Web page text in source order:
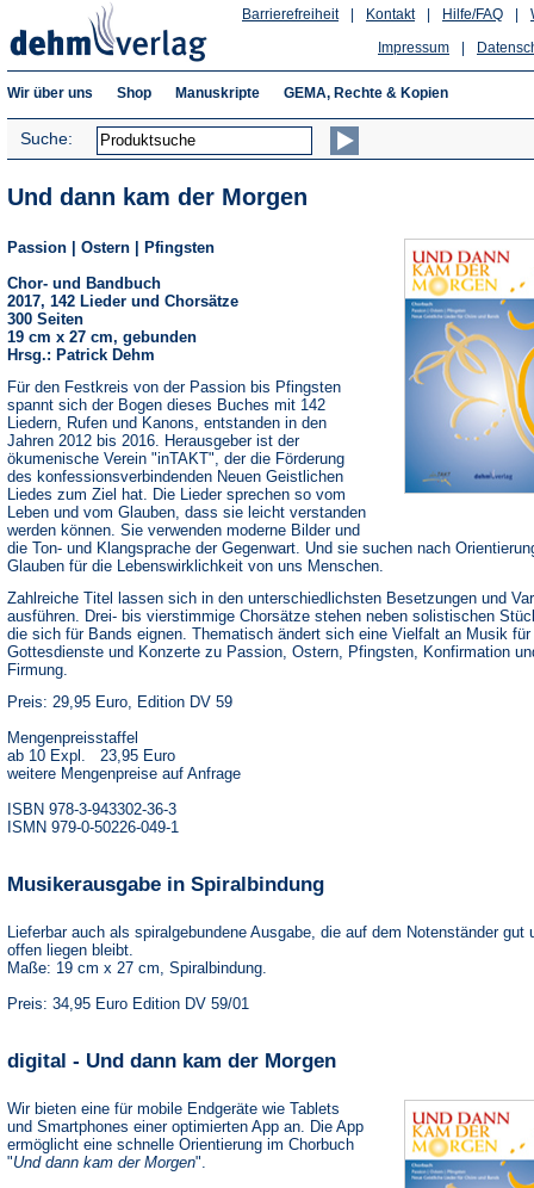
Hilfe/FAQ
Kontakt
Barrierefreiheit
Impressum
Wir über uns Shop Manuskripte GEMA, Rechte & Kopien
Suche:
Und dann kam der Morgen
Passion | Ostern | Pfingsten
Chor- und Bandbuch
2017, 142 Lieder und Chorsätze
300 Seiten
19 cm x 27 cm, gebunden
Hrsg.: Patrick Dehm
Für den Festkreis von der Passion bis Pfingsten
spannt sich der Bogen dieses Buches mit 142
Liedern, Rufen und Kanons, entstanden in den
Jahren 2012 bis 2016. Herausgeber ist der
ökumenische Verein "inTAKT", der die Förderung
des konfessionsverbindenden Neuen Geistlichen
Liedes zum Ziel hat. Die Lieder sprechen so vom
Leben und vom Glauben, dass sie leicht verstanden
werden können. Sie verwenden moderne Bilder und
die Ton- und Klangsprache der Gegenwart. Und sie suchen nach
Glauben für die Lebenswirklichkeit von uns Menschen.
Zahlreiche Titel lassen sich in den unterschiedlichsten Besetzungen und
ausführen. Drei- bis vierstimmige Chorsätze stehen neben solistischen
die sich für Bands eignen. Thematisch ändert sich eine Vielfalt an Musik für
Gottesdienste und Konzerte zu Passion, Ostern, Pfingsten, Konfirmation
Firmung.
Preis: 29,95 Euro, Edition DV 59
Mengenpreisstaffel
ab 10 Expl. 23,95 Euro
weitere Mengenpreise auf Anfrage
ISBN 978-3-943302-36-3
ISMN 979-0-50226-049-1
Musikerausgabe in Spiralbindung
Lieferbar auch als spiralgebundene Ausgabe, die auf dem Notenständer gut
offen liegen bleibt.
Maße: 19 cm x 27 cm, Spiralbindung.
Preis: 34,95 Euro Edition DV 59/01
digital - Und dann kam der Morgen
Wir bieten eine für mobile Endgeräte wie Tablets
und Smartphones einer optimierten App an. Die App
ermöglicht eine schnelle Orientierung im Chorbuch
"Und dann kam der Morgen".